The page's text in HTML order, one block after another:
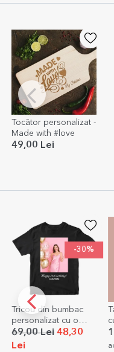
Tocător personalizat -
Made with #love
49,00 Lei
-30%
Tricou din bumbac
personalizat cu o
poză tip portret și
text
69,00 Lei 48,30
Lei